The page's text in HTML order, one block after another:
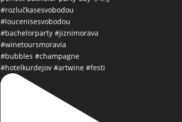
#bubbles #champagne
#hotelkurdejov #artwine #festi